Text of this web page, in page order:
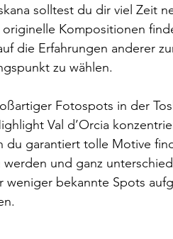
solltest du dir viel Zeit
Kompositionen
die Erfahrungen anderer
zu wählen.
Fotospots in der
Val d’Orcia
du garantiert tolle Motive
und ganz
weniger bekannte Spots